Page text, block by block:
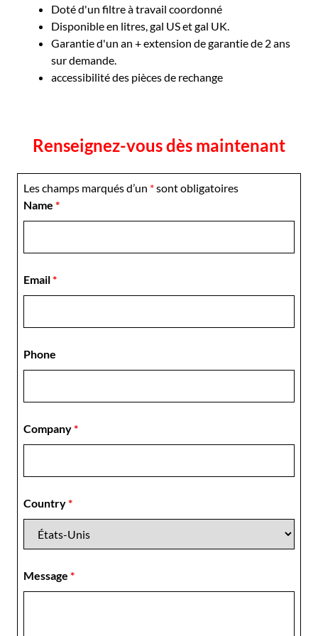
Doté d'un filtre à travail coordonné
Disponible en litres, gal US et gal UK.
Garantie d'un an + extension de garantie de 2 ans
sur demande.
accessibilité des pièces de rechange
Renseignez-vous dès maintenant
Les champs marqués d’un *sont obligatoires
Name *
Email*
Phone
Company*
Country*
Message *